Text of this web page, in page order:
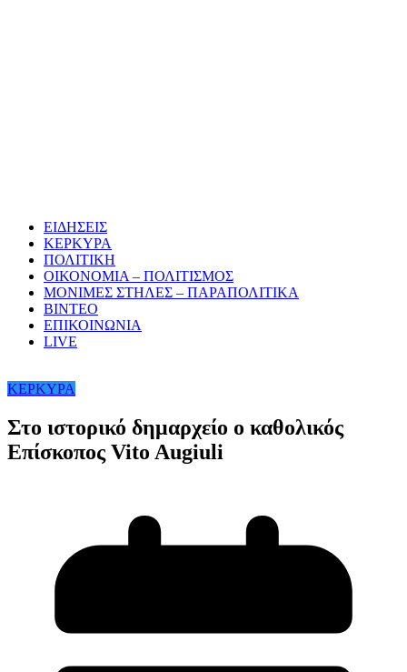
ΕΙΔΗΣΕΙΣ
ΚΕΡΚΥΡΑ
ΠΟΛΙΤΙΚΗ
ΟΙΚΟΝΟΜΙΑ – ΠΟΛΙΤΙΣΜΟΣ
ΜΟΝΙΜΕΣ ΣΤΗΛΕΣ – ΠΑΡΑΠΟΛΙΤΙΚΑ
ΒΙΝΤΕΟ
ΕΠΙΚΟΙΝΩΝΙΑ
LIVE
ΚΕΡΚΥΡΑ
Στο ιστορικό δημαρχείο ο καθολικός
Επίσκοπος Vito Augiuli